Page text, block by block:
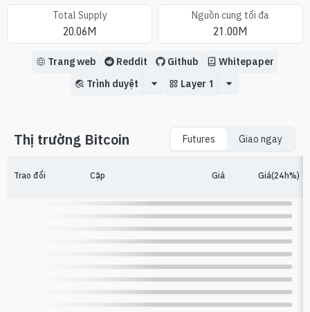
Total Supply
20.06M
Nguồn cung tối đa
21.00M
Trang web Reddit Github
Whitepaper
Trình duyệt
Layer 1
Thị trường Bitcoin Futures Giao ngay
Trao đổi Cặp Giá Giá(24h%)